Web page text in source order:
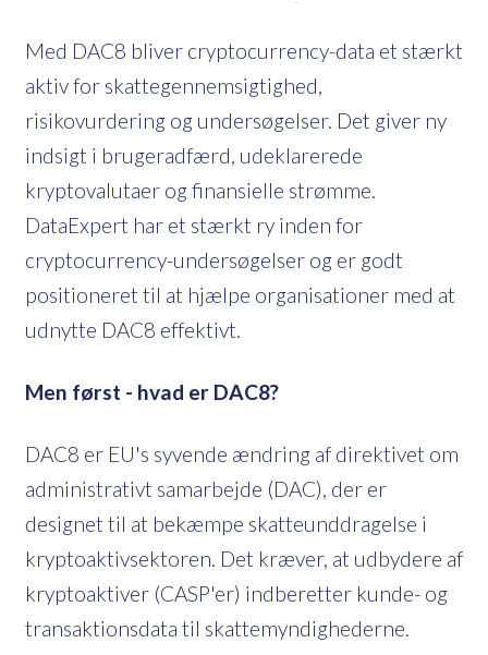
Med DAC8 bliver cryptocurrency-data et stærkt
aktiv for skattegennemsigtighed,
risikovurdering og undersøgelser. Det giver ny
indsigt i brugeradfærd, udeklarerede
kryptovalutaer og finansielle strømme.
DataExpert har et stærkt ry inden for
cryptocurrency-undersøgelser og er godt
positioneret til at hjælpe organisationer med at
udnytte DAC8 effektivt.
Men først - hvad er DAC8?
DAC8 er EU's syvende ændring af direktivet om
administrativt samarbejde (DAC), der er
designet til at bekæmpe skatteunddragelse i
kryptoaktivsektoren. Det kræver, at udbydere af
kryptoaktiver (CASP'er) indberetter kunde- og
transaktionsdata til skattemyndighederne.